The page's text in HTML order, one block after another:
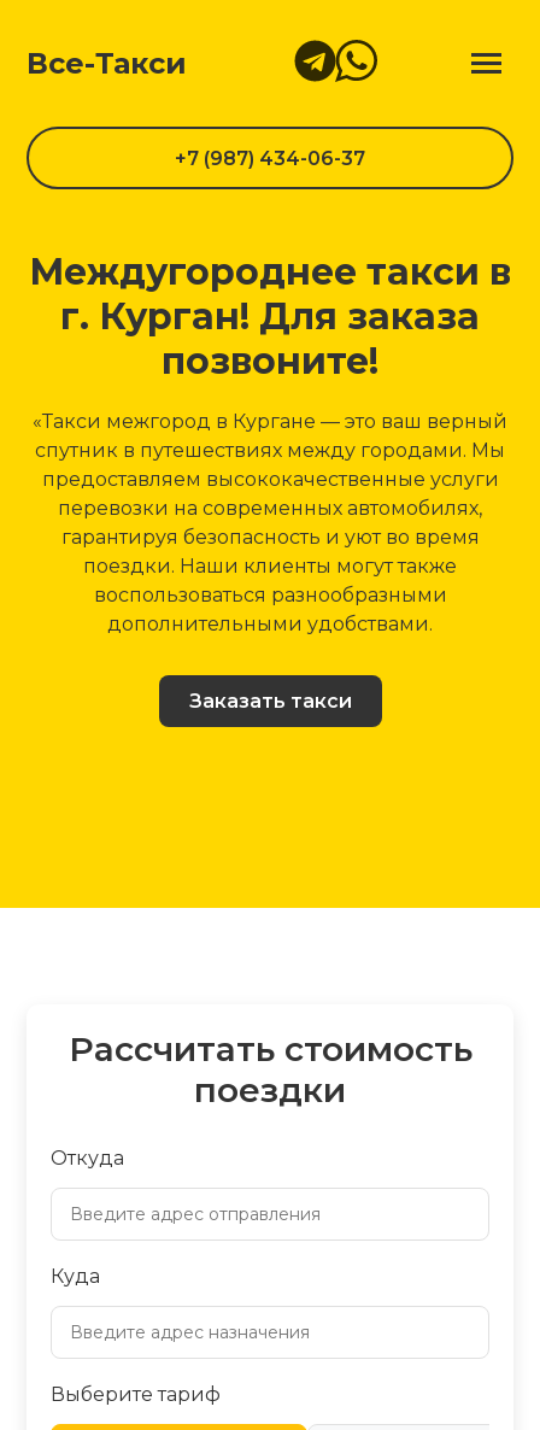
Все-Такси
+7 (987) 434-06-37
Междугороднее такси в
г. Курган! Для заказа
позвоните!
«Такси межгород в Кургане — это ваш верный
спутник в путешествиях между городами. Мы
предоставляем высококачественные услуги
перевозки на современных автомобилях,
гарантируя безопасность и уют во время
поездки. Наши клиенты могут также
воспользоваться разнообразными
дополнительными удобствами.
Заказать такси
Рассчитать стоимость
поездки
Откуда
Куда
Выберите тариф